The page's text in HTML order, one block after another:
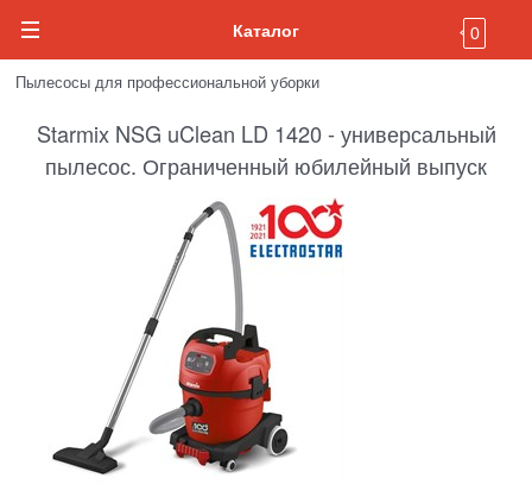
Каталог 0
Пылесосы для профессиональной уборки
Starmix NSG uClean LD 1420 - универсальный
пылесос. Ограниченный юбилейный выпуск